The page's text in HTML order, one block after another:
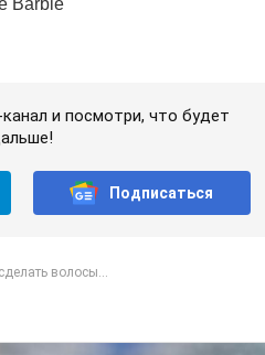
и посмотри, что будет
Подписаться
волосы...